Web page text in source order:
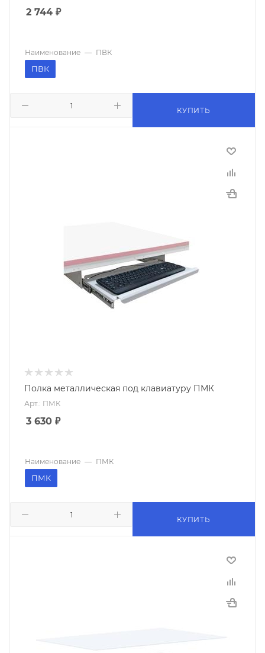
2 744 ₽
КУПИТЬ
Наименование — ПВК
ПВК
Полка металлическая под клавиатуру ПМК
Арт.: ПМК
3 630 ₽
КУПИТЬ
Наименование — ПМК
ПМК